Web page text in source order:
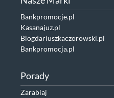
Bankpromocje.pl
Kasanajuz.pl
Blogdariuszkaczorowski.pl
Bankpromocja.pl
Porady
Zarabiaj